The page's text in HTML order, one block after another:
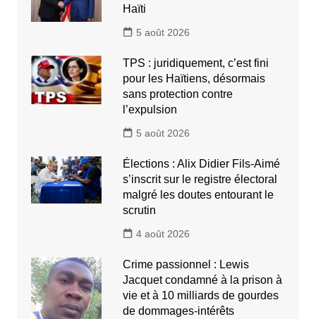
Haïti
5 août 2026
TPS : juridiquement, c’est fini
pour les Haïtiens, désormais
sans protection contre
l’expulsion
5 août 2026
Élections : Alix Didier Fils-Aimé
s’inscrit sur le registre électoral
malgré les doutes entourant le
scrutin
4 août 2026
Crime passionnel : Lewis
Jacquet condamné à la prison à
vie et à 10 milliards de gourdes
de dommages-intérêts